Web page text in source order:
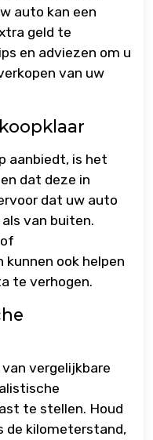
auto kan een
geld te
en adviezen om u
van uw
aanbiedt, is het
dat deze in
dat uw auto
van buiten.
ook helpen
te verhogen.
vergelijkbare
te stellen. Houd
de kilometerstand,